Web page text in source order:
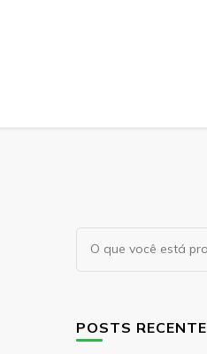
Procurando
algo?
POSTS